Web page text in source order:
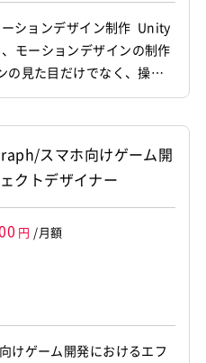
ションデザイン制作 Unity
モーションデザインの制作
の見た目だけでなく、操作
実際にUnityを操作して確認
ー、業務委託
スマホ向けゲーム開
クトデザイナー
円 /月額
ゲーム開発におけるエフ